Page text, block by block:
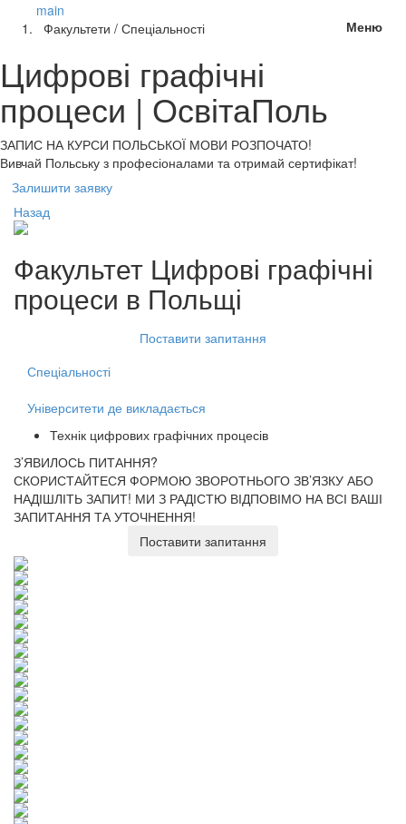
Меню
main
Факультети / Спеціальності
Цифрові графічні
процеси | ОсвітаПоль
ЗАПИС НА КУРСИ ПОЛЬСЬКОЇ МОВИ РОЗПОЧАТО!
Вивчай Польську з професіоналами та отримай сертифікат!
Залишити заявку
Назад
Факультет Цифрові графічні
процеси в Польщі
Поставити запитання
Спеціальності
Університети де викладається
Технік цифрових графічних процесів
З’ЯВИЛОСЬ ПИТАННЯ?
СКОРИСТАЙТЕСЯ ФОРМОЮ ЗВОРОТНЬОГО ЗВ’ЯЗКУ АБО
НАДІШЛІТЬ ЗАПИТ! МИ З РАДІСТЮ ВІДПОВІМО НА ВСІ ВАШІ
ЗАПИТАННЯ ТА УТОЧНЕННЯ!
Поставити запитання